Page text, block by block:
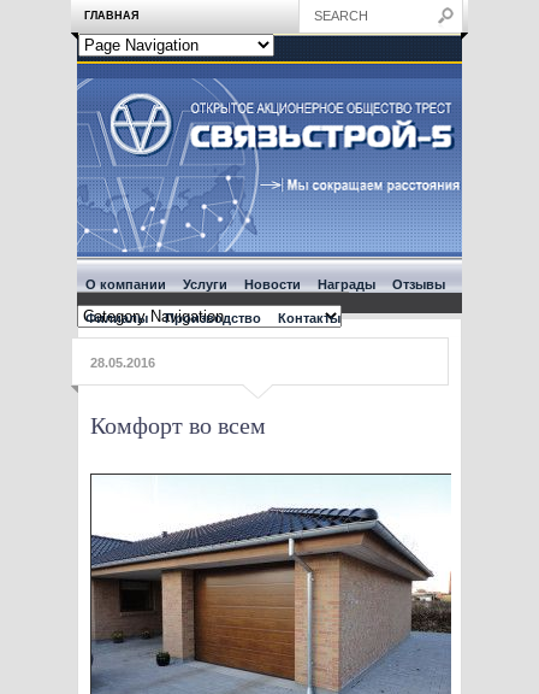
ГЛАВНАЯ
О компании Услуги Новости Награды Отзывы
Филиалы Производство Контакты
28.05.2016
Комфорт во всем